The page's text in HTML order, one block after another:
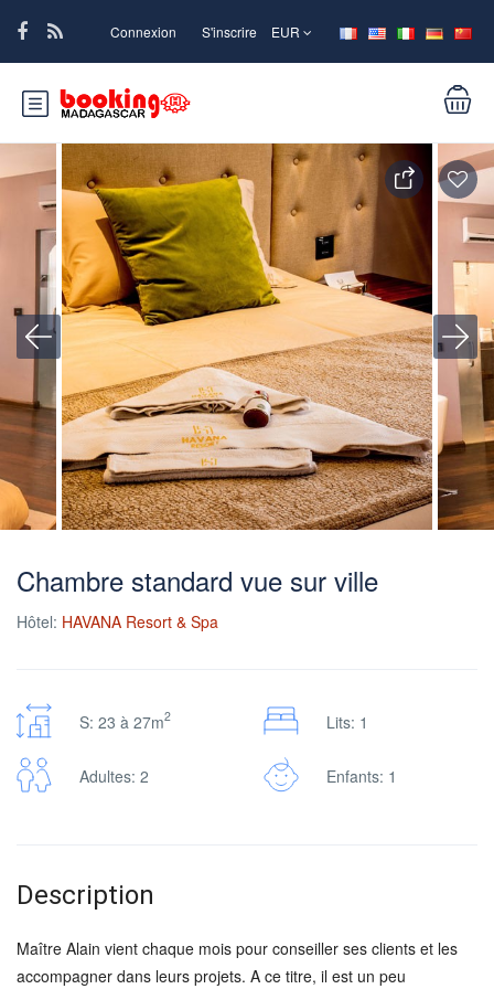
Connexion S'inscrire EUR
Chambre standard vue sur ville
Hôtel: HAVANA Resort & Spa
S: 23 à 27m2 Lits: 1
Adultes: 2 Enfants: 1
Description
Maître Alain vient chaque mois pour conseiller ses clients et les
accompagner dans leurs projets. A ce titre, il est un peu